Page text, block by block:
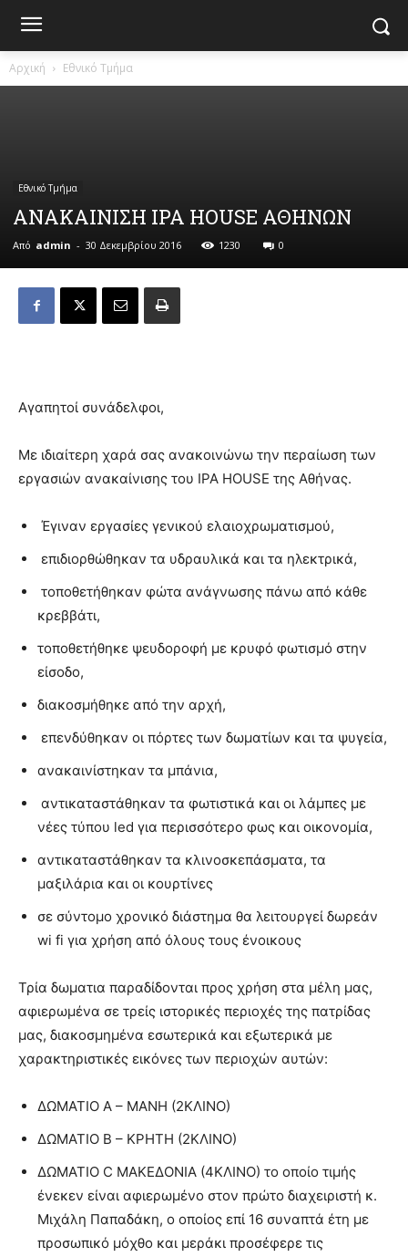
Αρχική Εθνικό Τμήμα
Εθνικό Τμήμα
ΑΝΑΚΑΙΝΙΣΗ IPA HOUSE ΑΘΗΝΩΝ
Από admin - 30 Δεκεμβρίου 2016 1230 0
Αγαπητοί συνάδελφοι,
Με ιδιαίτερη χαρά σας ανακοινώνω την περαίωση των
εργασιών ανακαίνισης του IPA HOUSE της Αθήνας.
Έγιναν εργασίες γενικού ελαιοχρωματισμού,
επιδιορθώθηκαν τα υδραυλικά και τα ηλεκτρικά,
τοποθετήθηκαν φώτα ανάγνωσης πάνω από κάθε
κρεββάτι,
τοποθετήθηκε ψευδοροφή με κρυφό φωτισμό στην
είσοδο,
διακοσμήθηκε από την αρχή,
επενδύθηκαν οι πόρτες των δωματίων και τα ψυγεία,
ανακαινίστηκαν τα μπάνια,
αντικαταστάθηκαν τα φωτιστικά και οι λάμπες με
νέες τύπου led για περισσότερο φως και οικονομία,
αντικαταστάθηκαν τα κλινοσκεπάσματα, τα
μαξιλάρια και οι κουρτίνες
σε σύντομο χρονικό διάστημα θα λειτουργεί δωρεάν
wi fi για χρήση από όλους τους ένοικους
Τρία δωματια παραδίδονται προς χρήση στα μέλη μας,
αφιερωμένα σε τρείς ιστορικές περιοχές της πατρίδας
μας, διακοσμημένα εσωτερικά και εξωτερικά με
χαρακτηριστικές εικόνες των περιοχών αυτών:
ΔΩΜΑΤΙΟ Α – ΜΑΝΗ (2ΚΛΙΝΟ)
ΔΩΜΑΤΙΟ Β – ΚΡΗΤΗ (2ΚΛΙΝΟ)
ΔΩΜΑΤΙΟ C ΜΑΚΕΔΟΝΙΑ (4ΚΛΙΝΟ) το οποίο τιμής
ένεκεν είναι αφιερωμένο στον πρώτο διαχειριστή κ.
Μιχάλη Παπαδάκη, ο οποίος επί 16 συναπτά έτη με
προσωπικό μόχθο και μεράκι προσέφερε τις